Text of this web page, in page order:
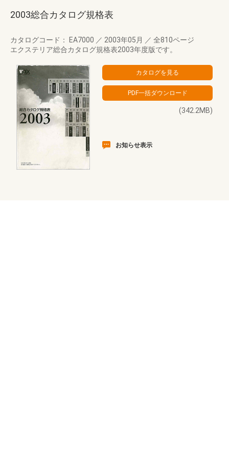
2003総合カタログ規格表
カタログコード： EA7000 ／ 2003年05月 ／ 全810ページ
エクステリア総合カタログ規格表2003年度版です。
(342.2MB)
お知らせ表示